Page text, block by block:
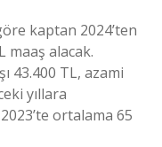
kaptan 2024’ten
maaş alacak.
43.400 TL, azami
yıllara
ortalama 65